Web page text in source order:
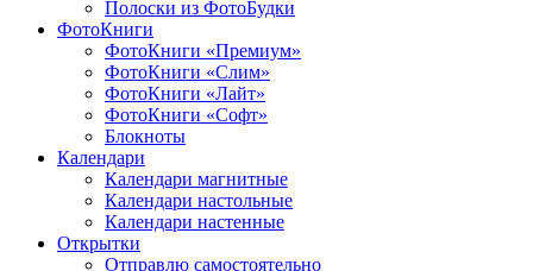
Полоски из ФотоБудки
ФотоКниги
ФотоКниги «Премиум»
ФотоКниги «Слим»
ФотоКниги «Лайт»
ФотоКниги «Софт»
Блокноты
Календари
Календари магнитные
Календари настольные
Календари настенные
Открытки
Отправлю самостоятельно